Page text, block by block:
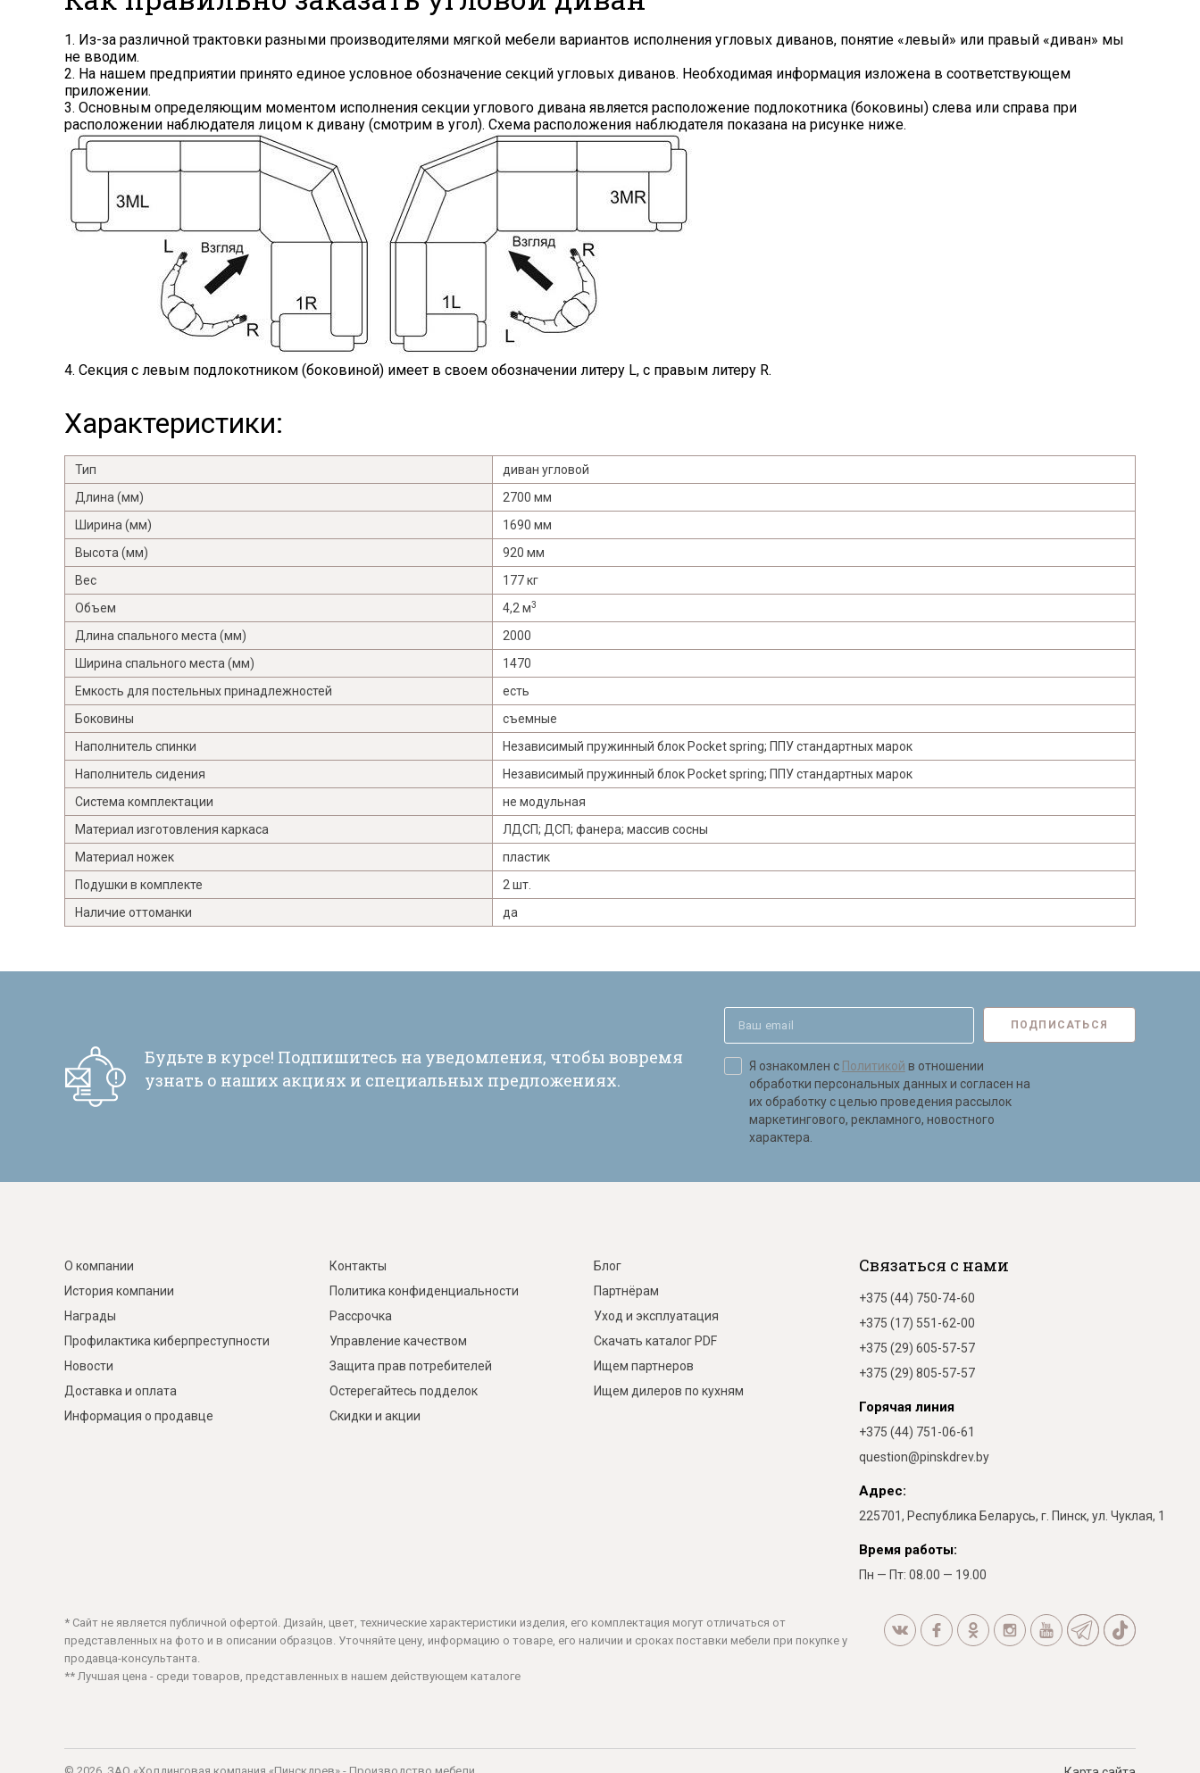
Я ознакомлен сПолитикой
обработки персональных данных и
согласен на их обработку.
1. Из-за различной трактовки разными производителями мягкой мебели вариантов исполнения угловых диванов, понятие «левый» или правый «диван» мы
не вводим.
2. На нашем предприятии принято единое условное обозначение секций угловых диванов. Необходимая информация изложена в соответствующем
приложении.
3. Основным определяющим моментом исполнения секции углового дивана является расположение подлокотника (боковины) слева или справа при
расположении наблюдателя лицом к дивану (смотрим в угол). Схема расположения наблюдателя показана на рисунке ниже.
4. Секция с левым подлокотником (боковиной) имеет в своем обозначении литеру L, с правым литеру R.
Характеристики:
Тип
диван угловой
Длина (мм)
2700 мм
Ширина (мм)
1690 мм
Высота (мм)
920 мм
Вес
177 кг
Объем
4,2 м3
Длина спального места (мм)
2000
Ширина спального места (мм)
1470
Емкость для постельных принадлежностей
есть
Боковины
съемные
Наполнитель спинки
Независимый пружинный блок Pocket spring; ППУ стандартных марок
Наполнитель сидения
Независимый пружинный блок Pocket spring; ППУ стандартных марок
Система комплектации
не модульная
Материал изготовления каркаса
ЛДСП; ДСП; фанера; массив сосны
Материал ножек
пластик
Подушки в комплекте
2 шт.
Наличие оттоманки
да
Будьте в курсе! Подпишитесь на уведомления, чтобы вовремя
узнать о наших акциях и специальных предложениях.
ПОДПИСАТЬСЯ
Я ознакомлен с Политикой в отношении
обработки персональных данных и согласен на
их обработку с целью проведения рассылок
маркетингового, рекламного, новостного
характера.
О компании
История компании
Награды
Профилактика киберпреступности
Новости
Доставка и оплата
Информация о продавце
Контакты
Политика конфиденциальности
Рассрочка
Управление качеством
Защита прав потребителей
Остерегайтесь подделок
Скидки и акции
Блог
Партнёрам
Уход и эксплуатация
Скачать каталог PDF
Ищем партнеров
Ищем дилеров по кухням
Связаться с нами
+375 (44) 750-74-60
+375 (17) 551-62-00
+375 (29) 605-57-57
+375 (29) 805-57-57
Горячая линия
+375 (44) 751-06-61
question@pinskdrev.by
Адрес:
225701, Республика Беларусь, г. Пинск, ул. Чуклая, 1
Время работы:
Пн — Пт: 08.00 — 19.00
* Сайт не является публичной офертой. Дизайн, цвет, технические характеристики изделия, его комплектация могут отличаться от
представленных на фото и в описании образцов. Уточняйте цену, информацию о товаре, его наличии и сроках поставки мебели при покупке у
продавца-консультанта.
** Лучшая цена - среди товаров, представленных в нашем действующем каталоге